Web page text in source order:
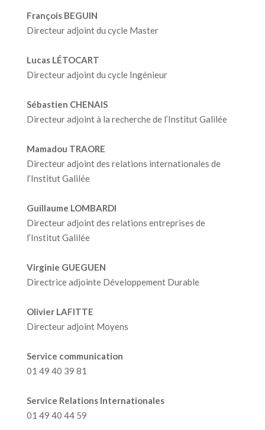
François BEGUIN
Directeur adjoint du cycle Master
Lucas LÉTOCART
Directeur adjoint du cycle Ingénieur
Sébastien CHENAIS
Directeur adjoint à la recherche de l’Institut Galilée
Mamadou TRAORE
Directeur adjoint des relations internationales de
l’Institut Galilée
Guillaume LOMBARDI
Directeur adjoint des relations entreprises de
l’Institut Galilée
Virginie GUEGUEN
Directrice adjointe Développement Durable
Olivier LAFITTE
Directeur adjoint Moyens
Service communication
01 49 40 39 81
Service Relations Internationales
01 49 40 44 59